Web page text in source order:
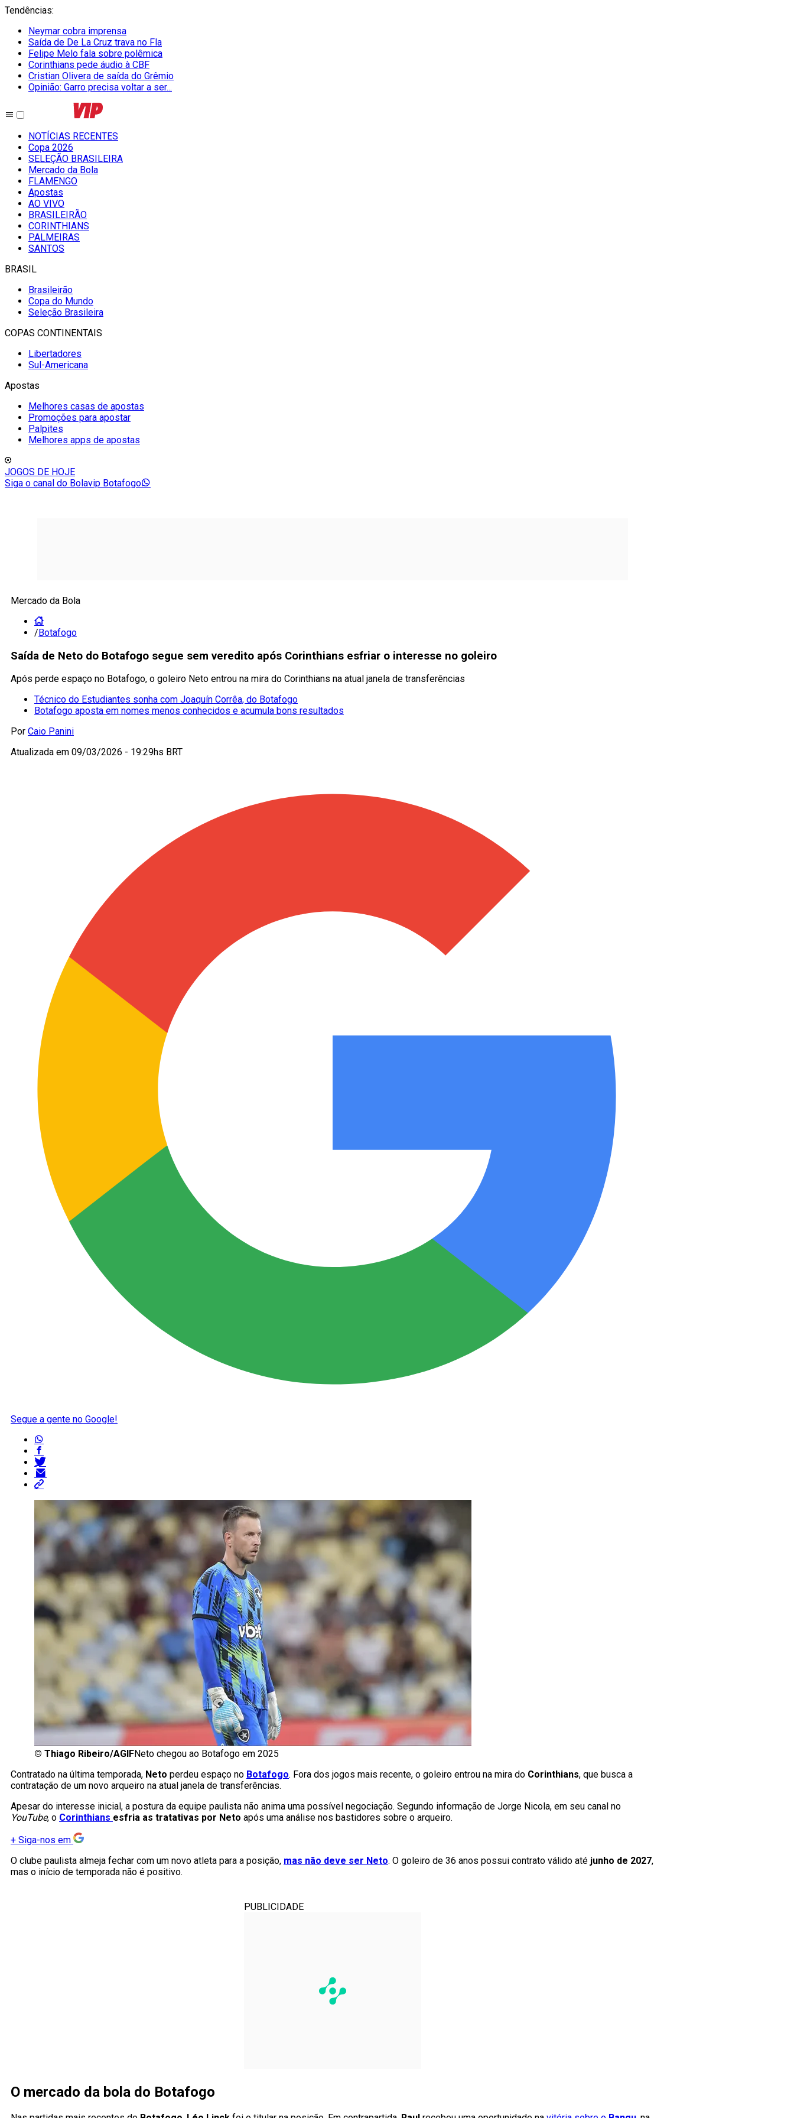
Tendências:
Neymar cobra imprensa
Saída de De La Cruz trava no Fla
Felipe Melo fala sobre polêmica
Corinthians pede áudio à CBF
Cristian Olivera de saída do Grêmio
Opinião: Garro precisa voltar a ser...
NOTÍCIAS RECENTES
Copa 2026
SELEÇÃO BRASILEIRA
Mercado da Bola
FLAMENGO
Apostas
AO VIVO
BRASILEIRÃO
CORINTHIANS
PALMEIRAS
SANTOS
BRASIL
Brasileirão
Copa do Mundo
Seleção Brasileira
COPAS CONTINENTAIS
Libertadores
Sul-Americana
Apostas
Melhores casas de apostas
Promoções para apostar
Palpites
Melhores apps de apostas
JOGOS DE HOJE
Siga o canal do Bolavip Botafogo
Mercado da Bola
/Botafogo
Saída de Neto do Botafogo segue sem veredito após Corinthians esfriar o interesse no goleiro
Após perde espaço no Botafogo, o goleiro Neto entrou na mira do Corinthians na atual janela de transferências
Técnico do Estudiantes sonha com Joaquín Corrêa, do Botafogo
Botafogo aposta em nomes menos conhecidos e acumula bons resultados
Por Caio Panini
Atualizada em 09/03/2026 - 19:29hs BRT
Segue a gente no Google!
© Thiago Ribeiro/AGIFNeto chegou ao Botafogo em 2025
Contratado na última temporada, Neto perdeu espaço no Botafogo. Fora dos jogos mais recente, o goleiro entrou na mira do Corinthians, que busca a
contratação de um novo arqueiro na atual janela de transferências.
Apesar do interesse inicial, a postura da equipe paulista não anima uma possível negociação. Segundo informação de Jorge Nicola, em seu canal no
YouTube, o Corinthians esfria as tratativas por Neto após uma análise nos bastidores sobre o arqueiro.
+ Siga-nos em
O clube paulista almeja fechar com um novo atleta para a posição, mas não deve ser Neto. O goleiro de 36 anos possui contrato válido até junho de 2027,
mas o início de temporada não é positivo.
PUBLICIDADE
O mercado da bola do Botafogo